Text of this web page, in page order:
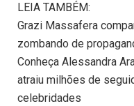
LEIA TAMBÉM:
Grazi Massafera
zombando de
Conheça Alessandra
atraiu milhões de
celebridades